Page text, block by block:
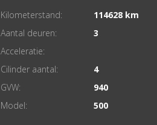
Kilometerstand: 114628
Aantal deuren: 3
Acceleratie:
Cilinder aantal: 4
GVW: 940
Model: 500